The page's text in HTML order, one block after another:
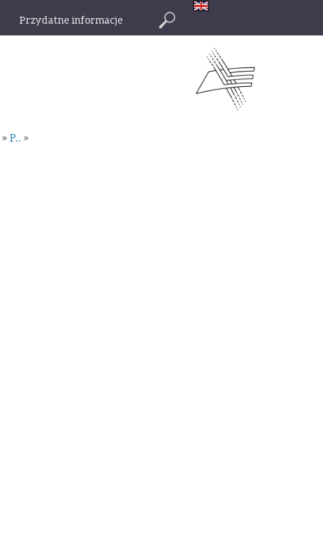
Przydatne informacje
» P.. »